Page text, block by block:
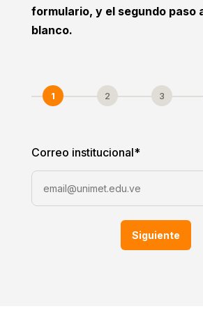
formulario, y el segundo paso
blanco.
1 2 3
Correo institucional*
Siguiente